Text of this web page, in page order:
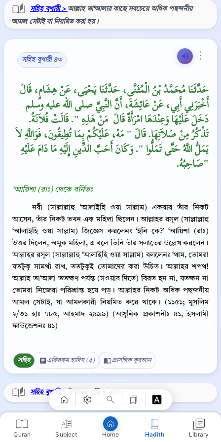
Quran Subject Home Hadith Library
সহিহ বুখারী > আল্লাহ তা‘আলার কাছে সবচেয়ে অধিক পছন্দনীয়
আমল সেটাই যা নিয়মিত করা হয়।
⋮
সহিহ বুখারী ৪৩
حَدَّثَنَا مُحَمَّدُ بْنُ الْمُثَنَّى، حَدَّثَنَا يَحْيَى، عَنْ هِشَامٍ، قَالَ
أَخْبَرَنِي أَبِي، عَنْ عَائِشَةَ، أَنَّ النَّبِيَّ صلى الله عليه وسلم
دَخَلَ عَلَيْهَا وَعِنْدَهَا امْرَأَةٌ قَالَ ‏‏ مَنْ هَذِهِ ‏"‏‏.‏ قَالَتْ فُلاَنَةُ‏.‏
تَذْكُرُ مِنْ صَلاَتِهَا‏.‏ قَالَ ‏"‏ مَهْ، عَلَيْكُمْ بِمَا تُطِيقُونَ، فَوَاللَّهِ لاَ
يَمَلُّ اللَّهُ حَتَّى تَمَلُّوا ‏"‏‏.‏ وَكَانَ أَحَبَّ الدِّينِ إِلَيْهِ مَا دَامَ عَلَيْهِ
صَاحِبُهُ‏.‏"
‘আয়িশা (রাঃ) থেকে বর্নিতঃ
নবী (সাল্লাল্লাহু ‘আলাইহি ওয়া সাল্লাম) একবার তাঁর নিকট
আসেন, তাঁর নিকট তখন এক মহিলা ছিলেন। আল্লাহর রসূল (সাল্লাল্লাহু
‘আলাইহি ওয়া সাল্লাম) জিজ্ঞেস করলেনঃ ‘ইনি কে?’ ‘আয়িশা (রাঃ)
উত্তর দিলেন, অমুক মহিলা, এ বলে তিনি তাঁর সলাতের উল্লেখ করলেন।
আল্লাহর রসূল (সাল্লাল্লাহু ‘আলাইহি ওয়া সাল্লাম) বললেনঃ ‘থাম, তোমরা
যতটুকু সামর্থ্য রাখ, ততটুকুই তোমাদের করা উচিত। আল্লাহর শপথ!
আল্লাহ তা‘আলা ততক্ষণ পর্যন্ত (সওয়াব দিতে) বিরত হন না, যতক্ষন না
তোমরা নিজেরা পরিশ্রান্ত হয়ে পড়। আল্লাহর নিকট অধিক পছন্দনীয়
আমল সেটাই, যা আমলকারী নিয়মিত করে থাকে। (১১৫১; মুসলিম
২/৩১ হাঃ ৭৮৫, আহমাদ ২৪৯৯) (আধুনিক প্রকাশনীঃ ৪১, ইসলামী
ফাউন্ডেশনঃ ৪১)
সহিহ একিরকম হাদিস (4) প্রাসঙ্গিক কুরআন
সহিহ বুখারী > ঈমানের বৃদ্ধি ও হ্রাস।
⋮
সহিহ বুখারী ৪৪
Copy